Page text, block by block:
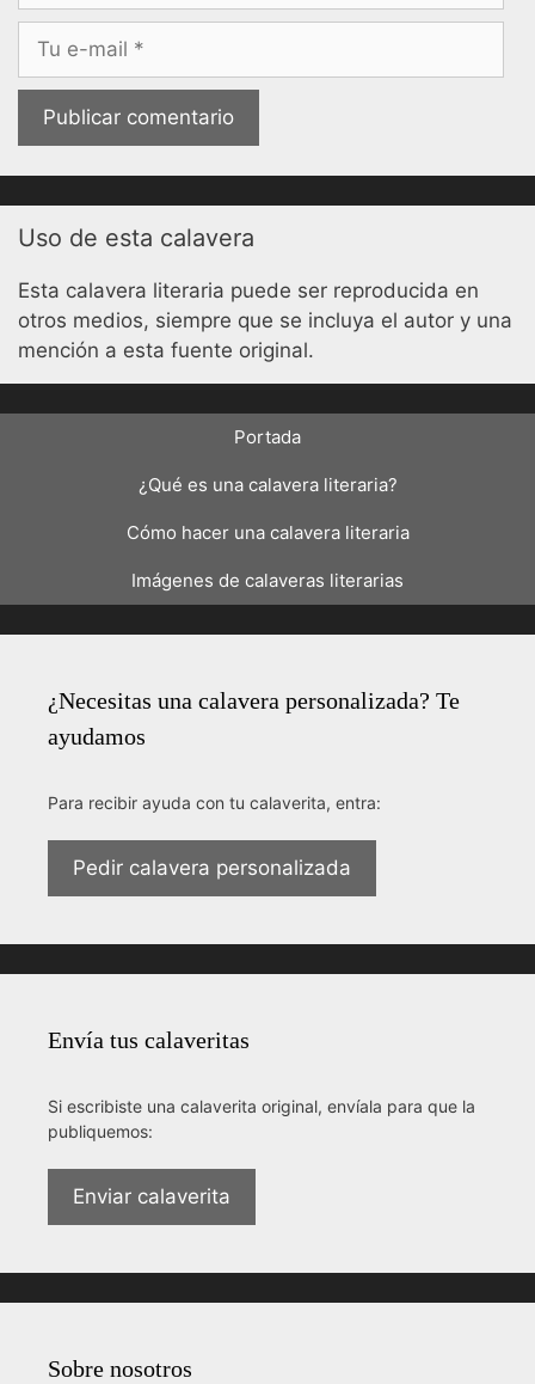
Correo
Uso de esta calavera
Esta calavera literaria puede ser reproducida en
otros medios, siempre que se incluya el autor y una
mención a esta fuente original.
Portada
¿Qué es una calavera literaria?
Cómo hacer una calavera literaria
Imágenes de calaveras literarias
¿Necesitas una calavera personalizada? Te
ayudamos
Para recibir ayuda con tu calaverita, entra:
Pedir calavera personalizada
Envía tus calaveritas
Si escribiste una calaverita original, envíala para que la
publiquemos:
Enviar calaverita
Sobre nosotros